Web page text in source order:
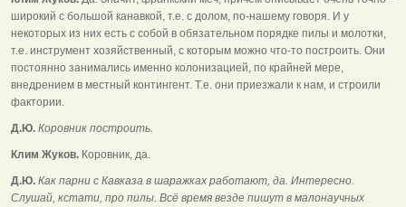
широкий с большой канавкой, т.е. с долом, по-нашему говоря. И у
некоторых из них есть с собой в обязательном порядке пилы и молотки,
т.е. инструмент хозяйственный, с которым можно что-то построить. Они
постоянно занимались именно колонизацией, по крайней мере,
внедрением в местный контингент. Т.е. они приезжали к нам, и строили
фактории.
Д.Ю. Коровник построить.
Клим Жуков. Коровник, да.
Д.Ю. Как парни с Кавказа в шаражках работают, да. Интересно.
Слушай, кстати, про пилы. Всё время везде пишут в малонаучных